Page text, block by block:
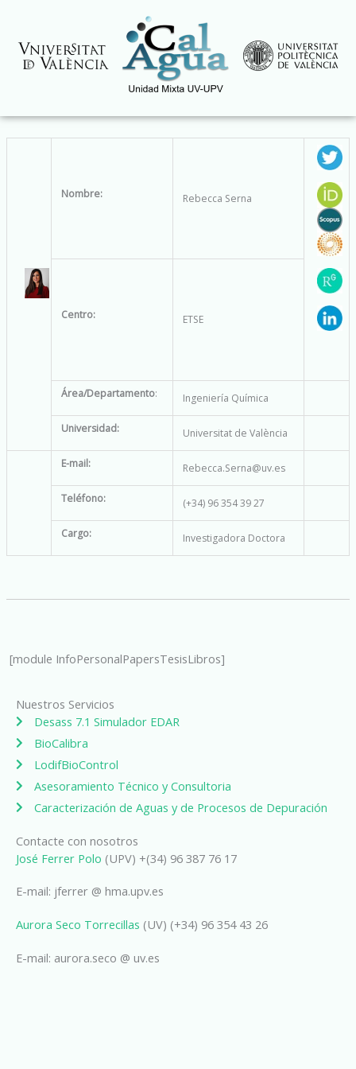
contenido
Nombre: Rebecca Serna
Centro: ETSE
Área/Departamento: Ingeniería Química
Universidad: Universitat de València
E-mail: Rebecca.Serna@uv.es
Teléfono: (+34) 96 354 39 27
Cargo: Investigadora Doctora
[module InfoPersonalPapersTesisLibros]
Nuestros Servicios
Desass 7.1 Simulador EDAR
BioCalibra
LodifBioControl
Asesoramiento Técnico y Consultoria
Caracterización de Aguas y de Procesos de Depuración
Contacte con nosotros
José Ferrer Polo (UPV) +(34) 96 387 76 17
E-mail: jferrer @ hma.upv.es
Aurora Seco Torrecillas (UV) (+34) 96 354 43 26
E-mail: aurora.seco @ uv.es